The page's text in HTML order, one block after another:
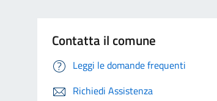
Contatta il comune
Leggi le domande frequenti
Richiedi Assistenza